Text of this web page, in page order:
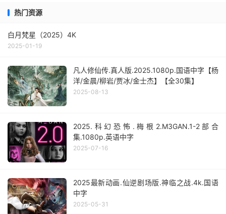
热门资源
白月梵星（2025）4K
2025-01-19
凡人修仙传.真人版.2025.1080p.国语中字【杨
洋/金晨/柳岩/贾冰/金士杰】【全30集】
2025-08-13
2025.科幻恐怖.梅根2.M3GAN.1-2部合
集.1080p.英语中字
2025-07-16
2025最新动画.仙逆剧场版.神临之战.4k.国语
中字
2025-05-31